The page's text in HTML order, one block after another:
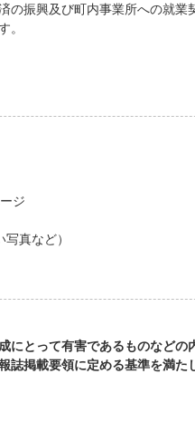
の振興及び町内事業所への就業
。
ジ
真など）
にとって有害であるものなどの
誌掲載要領に定める基準を満た